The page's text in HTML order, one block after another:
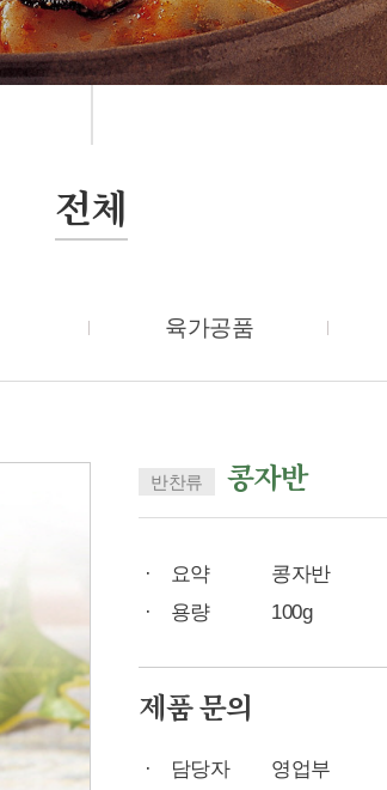
전체
육가공품
반찬류 콩자반
요약
콩자반
용량
100g
제품 문의
담당자
영업부